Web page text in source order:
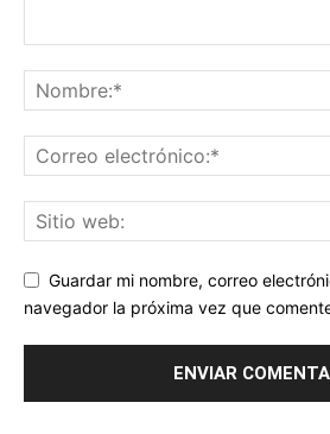
Guardar mi nombre, correo
navegador la próxima vez que